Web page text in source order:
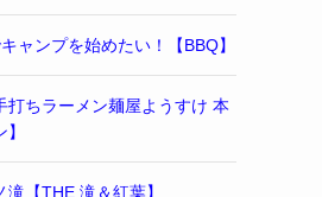
ャンプを始めたい！【BBQ】
打ちラーメン麺屋ようすけ 本
滝【THE 滝＆紅葉】